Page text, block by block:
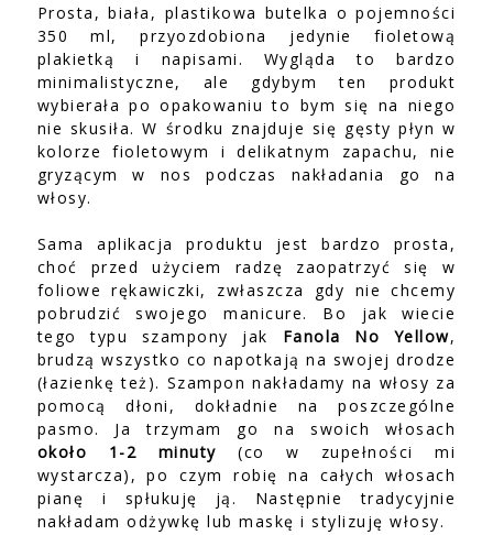
Prosta, biała, plastikowa butelka o pojemności
350 ml, przyozdobiona jedynie fioletową
plakietką i napisami. Wygląda to bardzo
minimalistyczne, ale gdybym ten produkt
wybierała po opakowaniu to bym się na niego
nie skusiła. W środku znajduje się gęsty płyn w
kolorze fioletowym i delikatnym zapachu, nie
gryzącym w nos podczas nakładania go na
włosy.
Sama aplikacja produktu jest bardzo prosta,
choć przed użyciem radzę zaopatrzyć się w
foliowe rękawiczki, zwłaszcza gdy nie chcemy
pobrudzić swojego manicure. Bo jak wiecie
tego typu szampony jak Fanola No Yellow,
brudzą wszystko co napotkają na swojej drodze
(łazienkę też). Szampon nakładamy na włosy za
pomocą dłoni, dokładnie na poszczególne
pasmo. Ja trzymam go na swoich włosach
około 1-2 minuty (co w zupełności mi
wystarcza), po czym robię na całych włosach
pianę i spłukuję ją. Następnie tradycyjnie
nakładam odżywkę lub maskę i stylizuję włosy.